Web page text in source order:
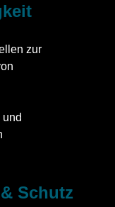
zur
Schutz